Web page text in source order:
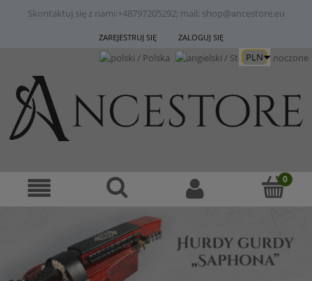
Skontaktuj się z nami:+48797205292; mail: shop@ancestore.eu
ZAREJESTRUJ SIĘ ZALOGUJ SIĘ